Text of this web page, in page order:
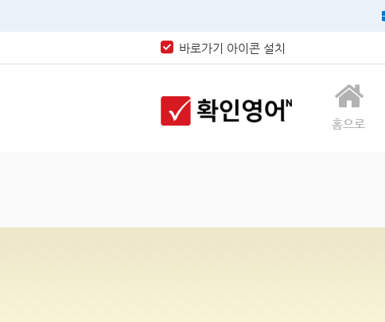
바로가기 아이콘 설치
홈으로